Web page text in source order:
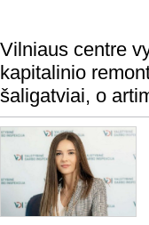
Vilniaus centre
kapitalinio
šaligatviai, o